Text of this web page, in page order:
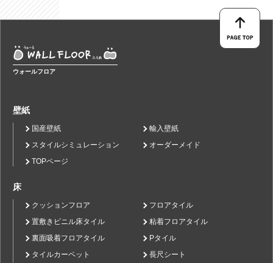
ウォールフロア
壁紙
国産壁紙
輸入壁紙
スタイルシミュレーション
オーダーメイド
TOPページ
床
クッションフロア
フロアタイル
置敷きビニル床タイル
粘着フロアタイル
裏面吸着フロアタイル
Pタイル
タイルカーペット
長尺シート